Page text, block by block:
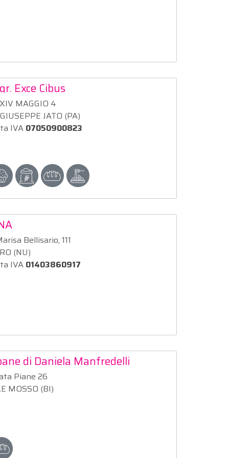
Exce Cibus
MAGGIO 4
JATO (PA)
IVA 07050900823
Bellisario, 111
(NU)
IVA 01403860917
di Daniela Manfredelli
Piane 26
MOSSO (BI)